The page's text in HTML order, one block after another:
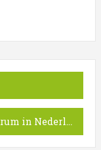
offerte gezondheidscentrum in Nederland